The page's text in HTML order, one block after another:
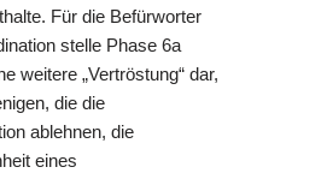
Für die Befürworter
stelle Phase 6a
weitere „Vertröstung“ dar,
die die
ablehnen, die
eines